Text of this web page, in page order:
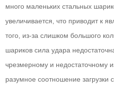
много маленьких стальных
увеличивается, что приводит к
того, из-за слишком большого
шариков сила удара
чрезмерному и недостаточному
разумное соотношение загрузки